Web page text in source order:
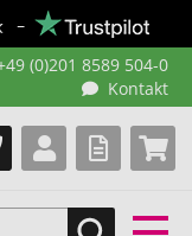
(0)201 8589 504-0
Kontakt